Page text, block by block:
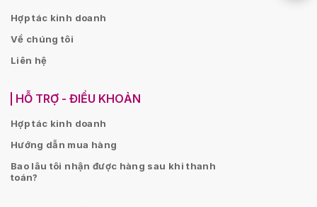
Hợp tác kinh doanh
Về chúng tôi
Liên hệ
HỖ TRỢ - ĐIỀU KHOẢN
Hợp tác kinh doanh
Hướng dẫn mua hàng
Bao lâu tôi nhận được hàng sau khi thanh
toán?